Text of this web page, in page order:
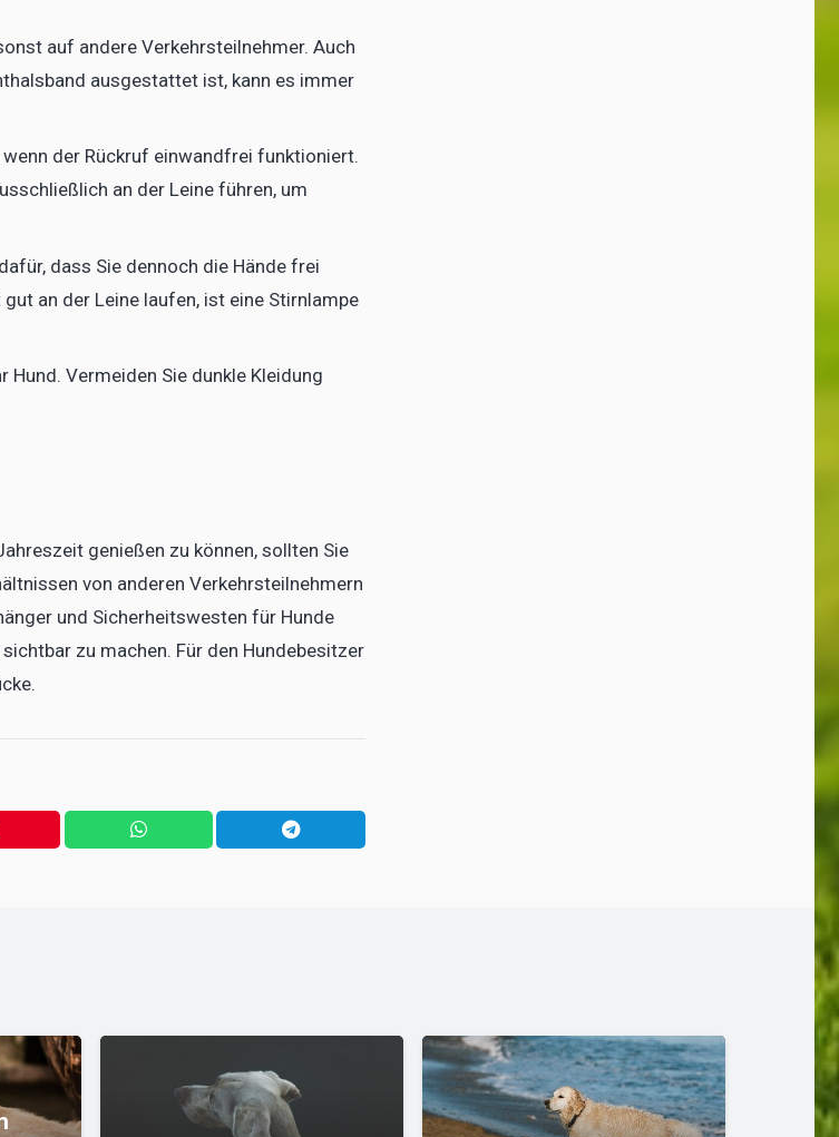
auf andere Verkehrsteilnehmer. Auch
ausgestattet ist, kann es immer
wenn der Rückruf einwandfrei funktioniert.
an der Leine führen, um
dass Sie dennoch die Hände frei
an der Leine laufen, ist eine Stirnlampe
Hund. Vermeiden Sie dunkle Kleidung
genießen zu können, sollten Sie
von anderen Verkehrsteilnehmern
und Sicherheitswesten für Hunde
zu machen. Für den Hundebesitzer